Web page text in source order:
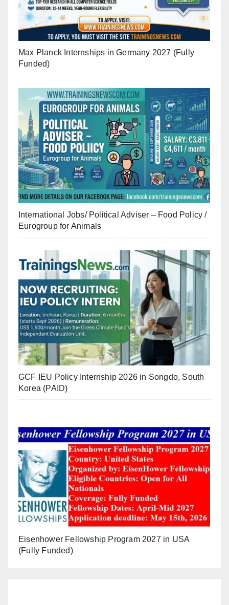
Max Planck Internships in Germany 2027 (Fully
Funded)
International Jobs/ Political Adviser – Food Policy /
Eurogroup for Animals
GCF IEU Policy Internship 2026 in Songdo, South
Korea (PAID)
Eisenhower Fellowship Program 2027 in USA
(Fully Funded)